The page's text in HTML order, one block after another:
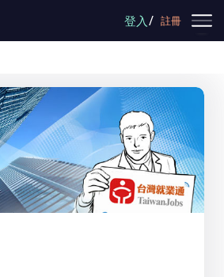
登入/ 註冊